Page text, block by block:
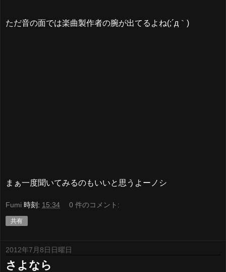
ただ音の面では楽曲製作者の腕が出てるよね(;´д｀)
まぁ一度聞いてみるのもいいと思うよーノシ
Fumi 時刻: 15:34 0 件のコメント:
共有
2012年7月8日日曜日
さよなら